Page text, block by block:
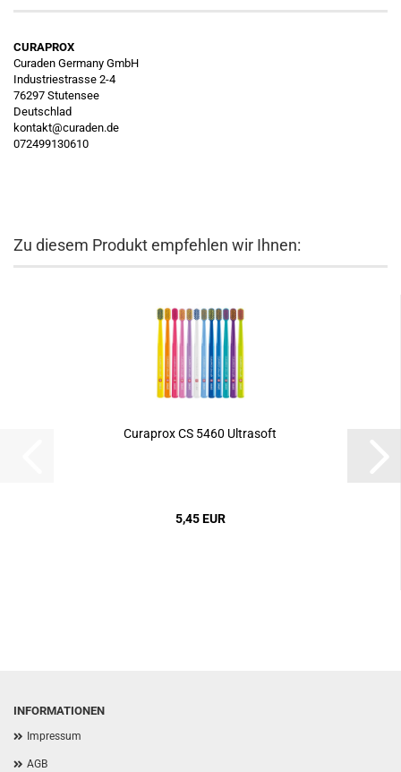
CURAPROX
Curaden Germany GmbH
Industriestrasse 2-4
76297 Stutensee
Deutschlad
kontakt@curaden.de
072499130610
Zu diesem Produkt empfehlen wir Ihnen:
Curaprox CS 5460 Ultrasoft
5,45 EUR
INFORMATIONEN
Impressum
AGB